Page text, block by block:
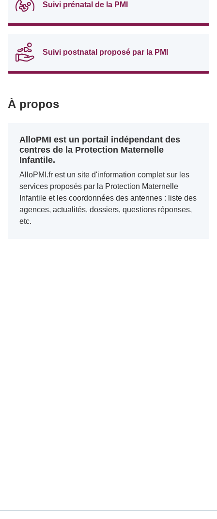
Suivi prénatal de la PMI
Suivi postnatal proposé par la PMI
À propos
AlloPMI est un portail indépendant des
centres de la Protection Maternelle
Infantile.
AlloPMI.fr est un site d'information complet sur les
services proposés par la Protection Maternelle
Infantile et les coordonnées des antennes : liste des
agences, actualités, dossiers, questions réponses,
etc.